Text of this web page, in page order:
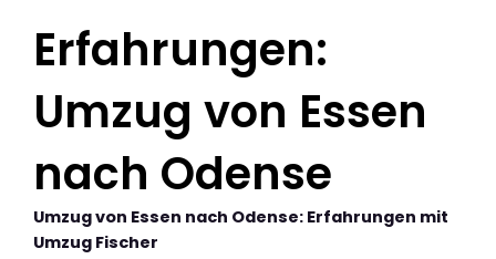
Erfahrungen:
Umzug von Essen
nach Odense
Umzug von Essen nach Odense: Erfahrungen mit
Umzug Fischer